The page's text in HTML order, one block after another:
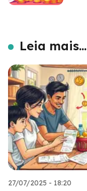
Leia mais...
27/07/2025 - 18:20